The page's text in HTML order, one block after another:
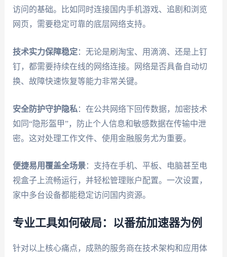
访问的基础。比如同时连接国内手机游戏、追剧和浏览
网页，需要稳定可靠的底层网络支持。
技术实力保障稳定：无论是刷淘宝、用滴滴、还是上钉
钉，都需要持续在线的网络连接。网络是否具备自动切
换、故障快速恢复等能力非常关键。
安全防护守护隐私：在公共网络下回传数据，加密技术
如同“隐形盔甲”，防止个人信息和敏感数据在传输中泄
密。这对处理工作文件、使用金融服务尤为重要。
便捷易用覆盖全场景：支持在手机、平板、电脑甚至电
视盒子上流畅运行，并轻松管理账户配置。一次设置，
家中多台设备都能稳定访问国内资源。
专业工具如何破局：以番茄加速器为例
针对以上核心痛点，成熟的服务商在技术架构和应用体